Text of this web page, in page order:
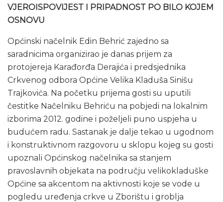
VJEROISPOVIJEST I PRIPADNOST PO BILO KOJEM
OSNOVU
Općinski načelnik Edin Behrić zajedno sa
saradnicima organizirao je danas prijem za
protojereja Karađorđa Derajića i predsjednika
Crkvenog odbora Općine Velika Kladuša Sinišu
Trajkovića. Na početku prijema gosti su uputili
čestitke Načelniku Behriću na pobjedi na lokalnim
izborima 2012. godine i poželjeli puno uspjeha u
budućem radu. Sastanak je dalje tekao u ugodnom
i konstruktivnom razgovoru u sklopu kojeg su gosti
upoznali Općinskog načelnika sa stanjem
pravoslavnih objekata na području velikokladuške
Općine sa akcentom na aktivnosti koje se vode u
pogledu uređenja crkve u Zborištu i groblja